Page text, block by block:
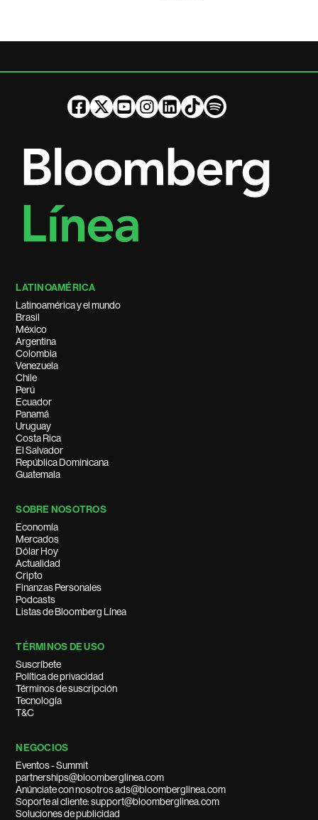
LATINOAMÉRICA
Latinoamérica y el mundo
Brasil
México
Argentina
Colombia
Venezuela
Chile
Perú
Ecuador
Panamá
Uruguay
Costa Rica
El Salvador
República Dominicana
Guatemala
SOBRE NOSOTROS
Economía
Mercados
Dólar Hoy
Actualidad
Cripto
Finanzas Personales
Podcasts
Listas de Bloomberg Línea
TÉRMINOS DE USO
Suscríbete
Política de privacidad
Términos de suscripción
Tecnología
T&C
NEGOCIOS
Eventos - Summit
partnerships@bloomberglinea.com
Anúnciate con nosotros ads@bloomberglinea.com
Soporte al cliente: support@bloomberglinea.com
Soluciones de publicidad